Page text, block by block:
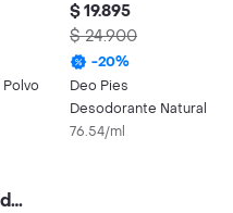
$ 19.895
$ 24.900
-20%
Deo Pies
Desodorante Natural
76.54/ml
Droguerías Colsubsidio